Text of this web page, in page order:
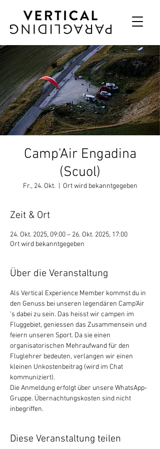
Camp'Air Engadina
(Scuol)
Fr., 24. Okt. Ort wird bekanntgegeben
Zeit & Ort
24. Okt. 2025, 09:00 – 26. Okt. 2025, 17:00
Ort wird bekanntgegeben
Über die Veranstaltung
Als Vertical Experience Member kommst du in
den Genuss bei unseren legendären Camp’Air
‘s dabei zu sein. Das heisst wir campen im
Fluggebiet, geniessen das Zusammensein und
feiern unseren Sport. Da sie einen
organisatorischen Mehraufwand für den
Fluglehrer bedeuten, verlangen wir einen
kleinen Unkostenbeitrag (wird im Chat
kommuniziert).
Die Anmeldung erfolgt über unsere WhatsApp-
Gruppe. Übernachtungskosten sind nicht
inbegriffen.
Diese Veranstaltung teilen